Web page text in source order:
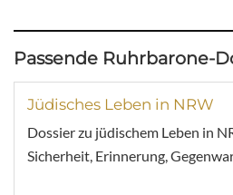
Passende Ruhrbarone-
Jüdisches Leben in NRW
Dossier zu jüdischem Leben in
Sicherheit, Erinnerung,